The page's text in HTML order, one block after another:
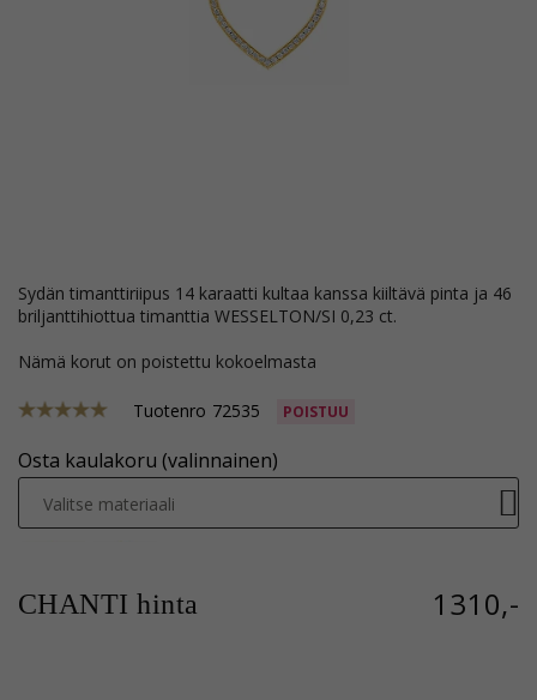
sydän timanttiriipus 14 karaatti kultaa kanssa kiiltävä pinta ja 46
briljanttihiottua timanttia WESSELTON/SI 0,23 ct.
Nämä korut on poistettu kokoelmasta
Tuotenro 72535 POISTUU
Osta kaulakoru (valinnainen)
Valitse materiaali
CHANTI hinta 1310,-